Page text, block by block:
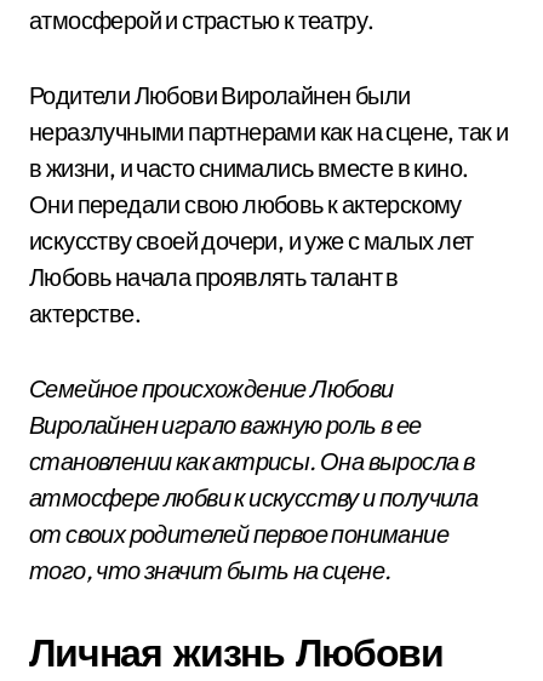
атмосферой и страстью к театру.
Родители Любови Виролайнен были
неразлучными партнерами как на сцене, так и
в жизни, и часто снимались вместе в кино.
Они передали свою любовь к актерскому
искусству своей дочери, и уже с малых лет
Любовь начала проявлять талант в
актерстве.
Семейное происхождение Любови
Виролайнен играло важную роль в ее
становлении как актрисы. Она выросла в
атмосфере любви к искусству и получила
от своих родителей первое понимание
того, что значит быть на сцене.
Личная жизнь Любови